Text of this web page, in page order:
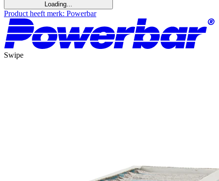
Loading...
Product heeft merk: Powerbar
Swipe